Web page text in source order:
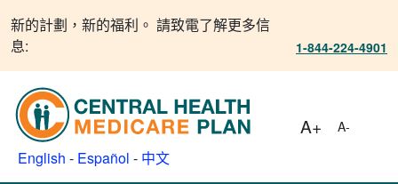
新的計劃，新的福利。 請致電了解更多信
息:
1-844-224-4901
English - Español - 中文
A+ A-